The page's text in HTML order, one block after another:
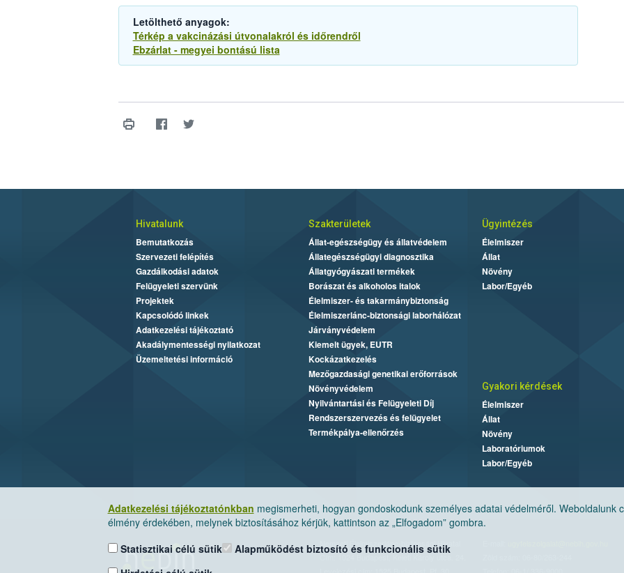
Letölthető anyagok:
Térkép a vakcinázási útvonalakról és időrendről
Ebzárlat - megyei bontású lista
Adatkezelési tájékoztatónkban megismerheti, hogyan gondoskodunk személyes adatai védelméről. Weboldalunk
élmény érdekében, melynek biztosításához kérjük, kattintson az „Elfogadom” gombra.
Statisztikai célú sütik
Alapműködést biztosító és funkcionális sütik
Hivatalunk
Bemutatkozás
Szervezeti felépítés
Gazdálkodási adatok
Felügyeleti szervünk
Projektek
Kapcsolódó linkek
Adatkezelési tájékoztató
Akadálymentességi nyilatkozat
Üzemeltetési információ
Szakterületek
Állat-egészségügy és állatvédelem
Állategészségügyi diagnosztika
Állatgyógyászati termékek
Borászat és alkoholos italok
Élelmiszer- és takarmánybiztonság
Élelmiszerlánc-biztonsági laborhálózat
Járványvédelem
Kiemelt ügyek, EUTR
Kockázatkezelés
Mezőgazdasági genetikai erőforrások
Növényvédelem
Nyilvántartási és Felügyeleti Díj
Rendszerszervezés és felügyelet
Termékpálya-ellenőrzés
Ügyintézés
Élelmiszer
Állat
Növény
Labor/Egyéb
Gyakori kérdések
Élelmiszer
Állat
Növény
Laboratóriumok
Labor/Egyéb
Nemzeti Élelmiszerlánc-biztonsági Hivatal